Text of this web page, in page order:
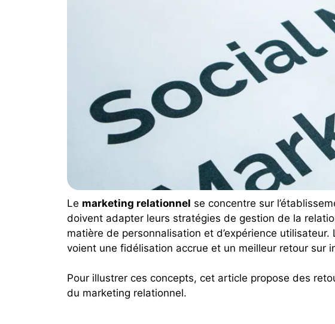
Le marketing relationnel se concentre sur
doivent adapter leurs stratégies de gestion de la
matière de personnalisation et d’expérience
voient une fidélisation accrue et un meilleur retour sur
Pour illustrer ces concepts, cet article propose des
du marketing relationnel.